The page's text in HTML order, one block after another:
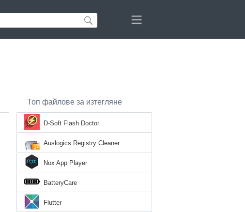
Топ файлове за изтегляне
D-Soft Flash Doctor
Auslogics Registry Cleaner
Nox App Player
BatteryCare
Flutter